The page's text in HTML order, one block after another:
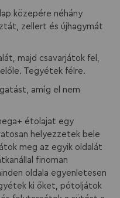
közepére néhány
zellert és újhagymát
majd csavarjátok fel,
Tegyétek félre.
amíg el nem
étolajat egy
helyezzetek bele
meg az egyik oldalát
finoman
oldala egyenletesen
ki őket, pótoljátok